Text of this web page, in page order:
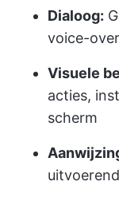
Dialoog:
voice-
Visuele
acties,
scherm